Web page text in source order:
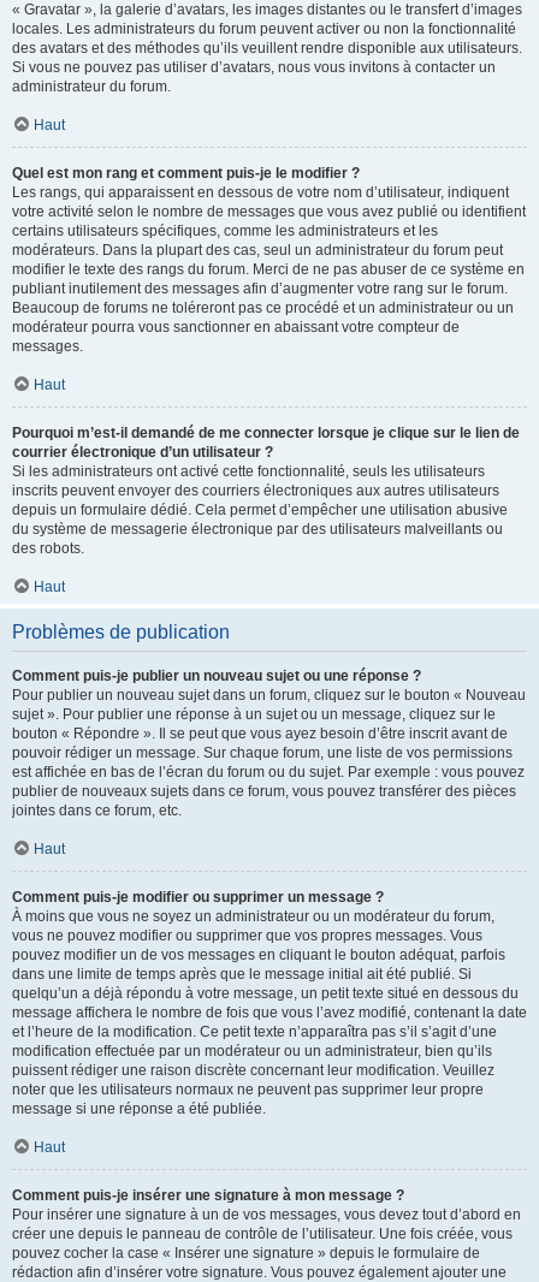
« Gravatar », la galerie d’avatars, les images distantes ou le transfert d’images
locales. Les administrateurs du forum peuvent activer ou non la fonctionnalité
des avatars et des méthodes qu’ils veuillent rendre disponible aux utilisateurs.
Si vous ne pouvez pas utiliser d’avatars, nous vous invitons à contacter un
administrateur du forum.
Haut
Quel est mon rang et comment puis-je le modifier ?
Les rangs, qui apparaissent en dessous de votre nom d’utilisateur, indiquent
votre activité selon le nombre de messages que vous avez publié ou identifient
certains utilisateurs spécifiques, comme les administrateurs et les
modérateurs. Dans la plupart des cas, seul un administrateur du forum peut
modifier le texte des rangs du forum. Merci de ne pas abuser de ce système en
publiant inutilement des messages afin d’augmenter votre rang sur le forum.
Beaucoup de forums ne toléreront pas ce procédé et un administrateur ou un
modérateur pourra vous sanctionner en abaissant votre compteur de
messages.
Haut
Pourquoi m’est-il demandé de me connecter lorsque je clique sur le lien de
courrier électronique d’un utilisateur ?
Si les administrateurs ont activé cette fonctionnalité, seuls les utilisateurs
inscrits peuvent envoyer des courriers électroniques aux autres utilisateurs
depuis un formulaire dédié. Cela permet d’empêcher une utilisation abusive
du système de messagerie électronique par des utilisateurs malveillants ou
des robots.
Haut
Problèmes de publication
Comment puis-je publier un nouveau sujet ou une réponse ?
Pour publier un nouveau sujet dans un forum, cliquez sur le bouton « Nouveau
sujet ». Pour publier une réponse à un sujet ou un message, cliquez sur le
bouton « Répondre ». Il se peut que vous ayez besoin d’être inscrit avant de
pouvoir rédiger un message. Sur chaque forum, une liste de vos permissions
est affichée en bas de l’écran du forum ou du sujet. Par exemple : vous pouvez
publier de nouveaux sujets dans ce forum, vous pouvez transférer des pièces
jointes dans ce forum, etc.
Haut
Comment puis-je modifier ou supprimer un message ?
À moins que vous ne soyez un administrateur ou un modérateur du forum,
vous ne pouvez modifier ou supprimer que vos propres messages. Vous
pouvez modifier un de vos messages en cliquant le bouton adéquat, parfois
dans une limite de temps après que le message initial ait été publié. Si
quelqu’un a déjà répondu à votre message, un petit texte situé en dessous du
message affichera le nombre de fois que vous l’avez modifié, contenant la date
et l’heure de la modification. Ce petit texte n’apparaîtra pas s’il s’agit d’une
modification effectuée par un modérateur ou un administrateur, bien qu’ils
puissent rédiger une raison discrète concernant leur modification. Veuillez
noter que les utilisateurs normaux ne peuvent pas supprimer leur propre
message si une réponse a été publiée.
Haut
Comment puis-je insérer une signature à mon message ?
Pour insérer une signature à un de vos messages, vous devez tout d’abord en
créer une depuis le panneau de contrôle de l’utilisateur. Une fois créée, vous
pouvez cocher la case « Insérer une signature » depuis le formulaire de
rédaction afin d’insérer votre signature. Vous pouvez également ajouter une